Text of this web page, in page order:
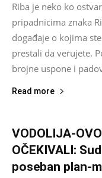
Riba je neko ko
pripadnicima znaka
događaje o kojima
prestali da verujete.
brojne uspone i
Read more
VODOLIJA-
OČEKIVALI:
poseban plan-